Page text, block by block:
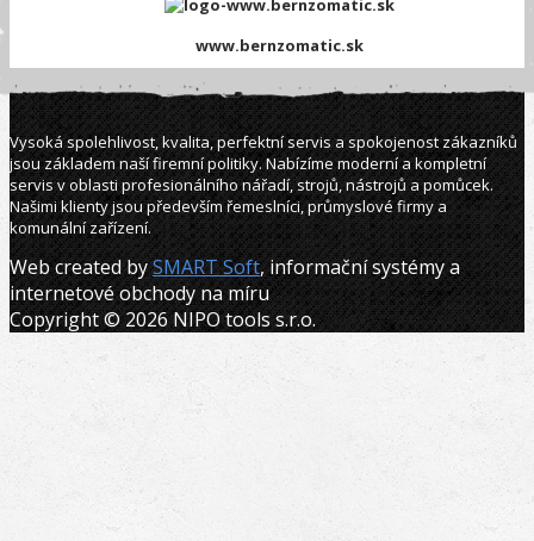
www.bernzomatic.sk
Vysoká spolehlivost, kvalita, perfektní servis a spokojenost zákazníků
jsou základem naší firemní politiky. Nabízíme moderní a kompletní
servis v oblasti profesionálního nářadí, strojů, nástrojů a pomůcek.
Našimi klienty jsou především řemeslníci, průmyslové firmy a
komunální zařízení.
Web created bySMART Soft, informační systémy a
internetové obchody na míru
Copyright © 2026 NIPO tools s.r.o.